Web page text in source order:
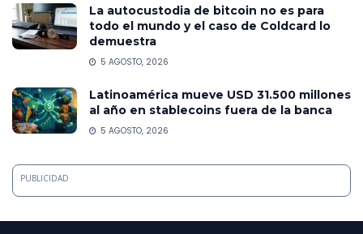
La autocustodia de bitcoin no es para
todo el mundo y el caso de Coldcard lo
demuestra
5 AGOSTO, 2026
Latinoamérica mueve USD 31.500 millones
al año en stablecoins fuera de la banca
5 AGOSTO, 2026
PUBLICIDAD